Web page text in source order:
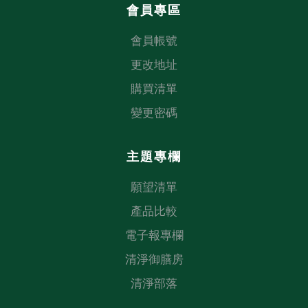
會員專區
會員帳號
更改地址
購買清單
變更密碼
主題專欄
願望清單
產品比較
電子報專欄
清淨御膳房
清淨部落